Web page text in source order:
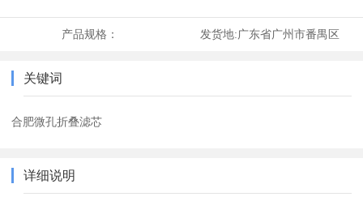
产品规格： 发货地:广东省广州市番禺区
关键词
合肥微孔折叠滤芯
详细说明